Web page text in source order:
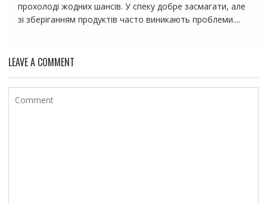
прохолоді жодних шансів. У спеку добре засмагати, але
зі зберіганням продуктів часто виникають проблеми....
LEAVE A COMMENT